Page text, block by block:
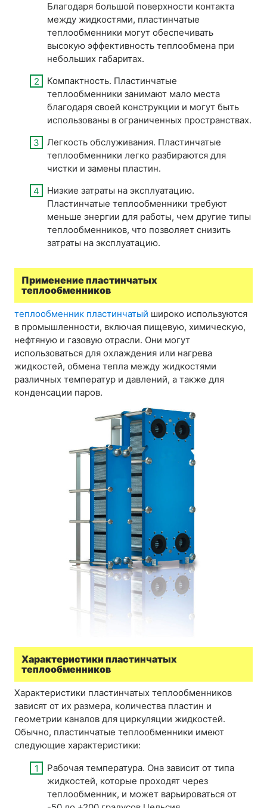
Благодаря большой поверхности контакта
между жидкостями, пластинчатые
теплообменники могут обеспечивать
высокую эффективность теплообмена при
небольших габаритах.
Компактность. Пластинчатые
теплообменники занимают мало места
благодаря своей конструкции и могут быть
использованы в ограниченных пространствах.
Легкость обслуживания. Пластинчатые
теплообменники легко разбираются для
чистки и замены пластин.
Низкие затраты на эксплуатацию.
Пластинчатые теплообменники требуют
меньше энергии для работы, чем другие типы
теплообменников, что позволяет снизить
затраты на эксплуатацию.
Применение пластинчатых
теплообменников
теплообменник пластинчатый широко используются
в промышленности, включая пищевую, химическую,
нефтяную и газовую отрасли. Они могут
использоваться для охлаждения или нагрева
жидкостей, обмена тепла между жидкостями
различных температур и давлений, а также для
конденсации паров.
Характеристики пластинчатых
теплообменников
Характеристики пластинчатых теплообменников
зависят от их размера, количества пластин и
геометрии каналов для циркуляции жидкостей.
Обычно, пластинчатые теплообменники имеют
следующие характеристики:
Рабочая температура. Она зависит от типа
жидкостей, которые проходят через
теплообменник, и может варьироваться от